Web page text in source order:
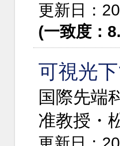
更新日：
(一致度：
可視光
国際先端
准教授・